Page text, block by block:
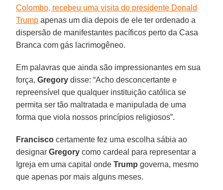
Colombo, recebeu uma visita do presidente Donald
Trump apenas um dia depois de ele ter ordenado a
dispersão de manifestantes pacíficos perto da Casa
Branca com gás lacrimogêneo.
Em palavras que ainda são impressionantes em sua
força,Gregory disse: “Acho desconcertante e
repreensível que qualquer instituição católica se
permita ser tão maltratada e manipulada de uma
forma que viola nossos princípios religiosos”.
Francisco certamente fez uma escolha sábia ao
designarGregory como cardeal para representar a
Igreja em uma capital ondeTrump governa, mesmo
que apenas por mais alguns meses.